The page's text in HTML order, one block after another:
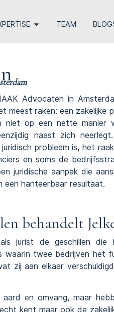
TEAM
Advocaten in
meest raken: een
niet op een nette manier
naast zich
probleem is, het
en soms de
juridische aanpak die
een hanteerbaar resultaat.
behandelt
jurist de geschillen die
waarin twee bedrijven het
zij aan elkaar
aard en omvang, maar
kent maar ook de